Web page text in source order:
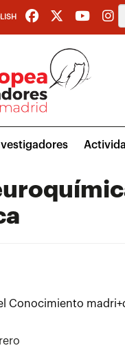
Conocimiento